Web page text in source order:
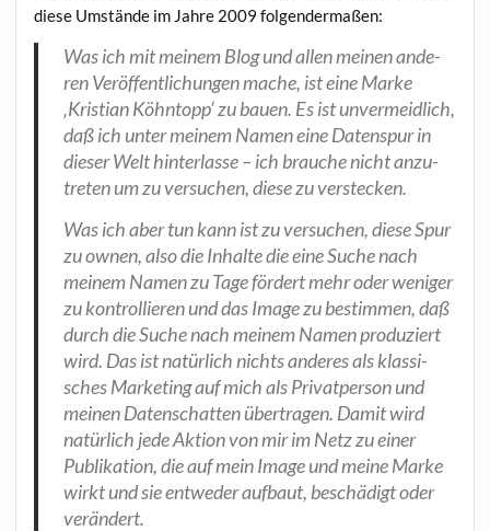
die­se Umstän­de im Jah­re 2009 folgendermaßen:
Was ich mit mei­nem Blog und allen mei­nen ande­
ren Ver­öf­fent­li­chun­gen mache, ist eine Mar­ke
‚Kris­ti­an Köhn­topp‘ zu bau­en. Es ist unver­meid­lich,
daß ich unter mei­nem Namen eine Daten­spur in
die­ser Welt hin­ter­las­se – ich brau­che nicht anzu­
tre­ten um zu ver­su­chen, die­se zu verstecken.
Was ich aber tun kann ist zu ver­su­chen, die­se Spur
zu ownen, also die Inhal­te die eine Suche nach
mei­nem Namen zu Tage för­dert mehr oder weni­ger
zu kon­trol­lie­ren und das Image zu bestim­men, daß
durch die Suche nach mei­nem Namen pro­du­ziert
wird. Das ist natür­lich nichts ande­res als klas­si­
sches Mar­ke­ting auf mich als Pri­vat­per­son und
mei­nen Daten­schat­ten über­tra­gen. Damit wird
natür­lich jede Akti­on von mir im Netz zu einer
Publi­ka­ti­on, die auf mein Image und mei­ne Mar­ke
wirkt und sie ent­we­der auf­baut, beschä­digt oder
verändert.